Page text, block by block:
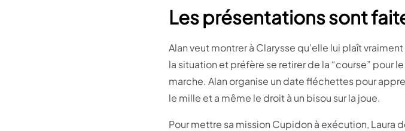
Les présentations sont
Alan veut montrer à Clarysse qu’elle lui plaît
la situation et préfère se retirer de la “course” pour
marche. Alan organise un date fléchettes pour
le mille et a même le droit à un bisou sur la joue.
Pour mettre sa mission Cupidon à exécution, Laura